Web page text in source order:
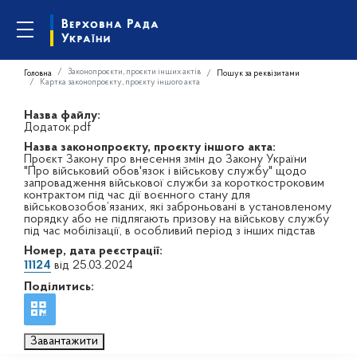
Головна Законопроєкти, проєкти інших актів
Пошук за реквізитами
Картка законопроєкту, проєкту іншого акта
Назва файлу:
Додаток.pdf
Назва законопроєкту, проєкту іншого акта:
Проєкт Закону про внесення змін до Закону України
"Про військовий обов'язок і військову службу" щодо
запровадження військової служби за короткостроковим
контрактом під час дії воєнного стану для
військовозобов’язаних, які заброньовані в установленому
порядку або не підлягають призову на військову службу
під час мобілізації, в особливий період з інших підстав
Номер, дата реєстрації:
11124 від 25.03.2024
Поділитись:
Завантажити